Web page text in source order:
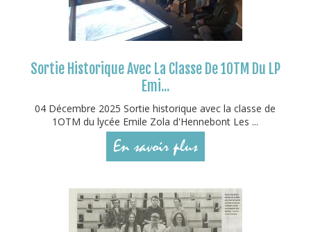
Sortie Historique Avec La Classe De 1OTM Du LP
Emi...
04 Décembre 2025 Sortie historique avec la classe de
1OTM du lycée Emile Zola d'Hennebont Les ...
En savoir plus